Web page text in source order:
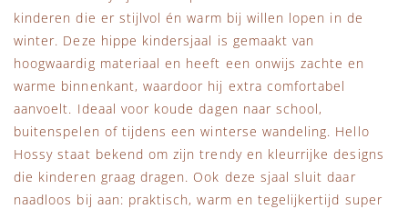
Tiny Cottons
kinderen die er stijlvol én warm bij willen lopen in de
winter. Deze hippe kindersjaal is gemaakt van
hoogwaardig materiaal en heeft een onwijs zachte en
warme binnenkant, waardoor hij extra comfortabel
aanvoelt. Ideaal voor koude dagen naar school,
buitenspelen of tijdens een winterse wandeling. Hello
Hossy staat bekend om zijn trendy en kleurrijke designs
die kinderen graag dragen. Ook deze sjaal sluit daar
naadloos bij aan: praktisch, warm en tegelijkertijd super